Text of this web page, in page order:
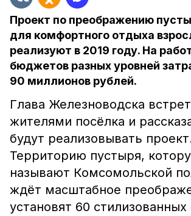
Проект по преображению
для комфортного отдыха
реализуют в 2019 году. На
бюджетов разных уровней
90 миллионов рублей.
Глава Железноводска
жителями посёлка и
будут реализовывать
Территорию пустыря,
называют Комсомольской
ждёт масштабное
установят 60